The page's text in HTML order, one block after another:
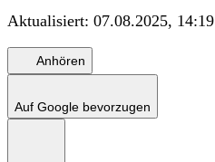
Aktualisiert: 07.08.2025, 14:19
Anhören
Auf Google bevorzugen